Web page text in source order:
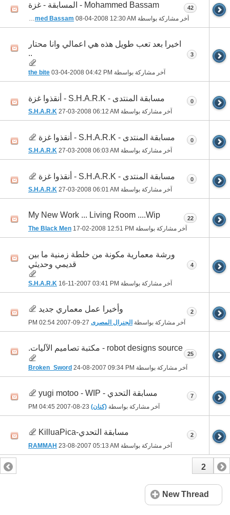
Mohammed Bassam - المسابقة - غزة
آخر مشاركة بواسطة Mohammed Bassam 08-04-2008 12:30 AM
42
اخيرا بعد تعب طويل هذه هي اعمالي وانا محتار
..
آخر مشاركة بواسطة the bite 03-04-2008 04:42 PM
3
مسابقة المنتدى - S.H.A.R.K - أنقذوا غزة
آخر مشاركة بواسطة S.H.A.R.K 27-03-2008 06:12 AM
0
مسابقة المنتدى - S.H.A.R.K - أنقذوا غزة
آخر مشاركة بواسطة S.H.A.R.K 27-03-2008 06:03 AM
0
مسابقة المنتدى - S.H.A.R.K - أنقذوا غزة
آخر مشاركة بواسطة S.H.A.R.K 27-03-2008 06:01 AM
0
My New Work ... Living Room ....Wip
آخر مشاركة بواسطة The Black Men 17-02-2008 12:51 PM
22
ورشة معمارية مكونة من خلطة زمنية ما بين
قديمي وحديثي
آخر مشاركة بواسطة S.H.A.R.K 16-11-2007 03:41 PM
4
وأخيرا عمل معماري جديد
آخر مشاركة بواسطة الجنرال المصرى 02:54 PM
2
robot designs source - مكتبة تصاميم الآليات.
آخر مشاركة بواسطة Broken_Sword 24-08-2007 09:34 PM
25
مسابقة التحدي - yugi motoo - WIP
آخر مشاركة بواسطة (كنان) 04:45 PM
7
مسابقة التحدي-KilluaPica
آخر مشاركة بواسطة RAMMAH 23-08-2007 05:13 AM
2
1
2
New Thread